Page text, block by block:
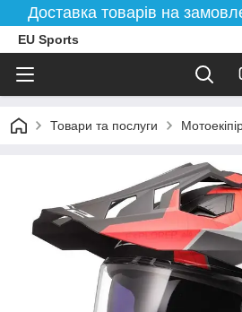
Доставка товарів на
EU Sports
Товари та послуги